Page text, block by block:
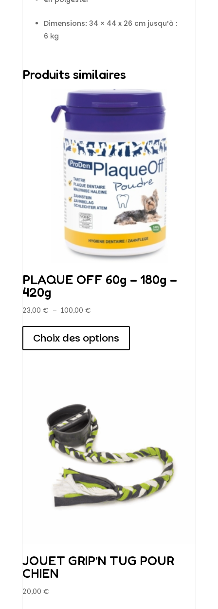
Dimensions: 34 × 44 x 26 cm jusqu’à :
6 kg
Produits similaires
PLAQUE OFF 60g – 180g –
420g
23,00 € – 100,00 €Plage
prix :
23,00 €
Choix des options
page
du
produit
JOUET GRIP’N TUG POUR
CHIEN
20,00 €